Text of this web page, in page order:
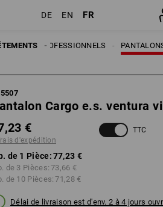
DE EN FR
PROFESSIONNELS
Cargo e.s. ventura
€
d'expédition
TTC
de 1 Pièce:77,23 €
de 3 Pièces: 73,66 €
de 10 Pièces: 71,28 €
Délai de livraison est d'env. 2 à 4 jours